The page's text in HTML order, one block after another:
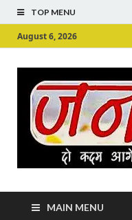
TOP MENU
August 6, 2026
MAIN MENU